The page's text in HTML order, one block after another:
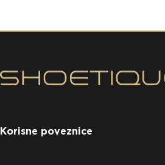
Korisne poveznice